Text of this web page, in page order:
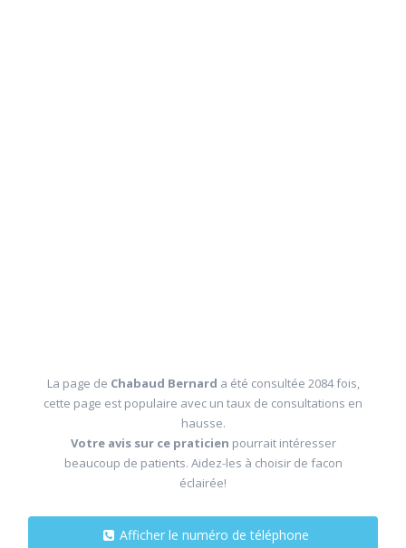
La page de Chabaud Bernard a été consultée 2084 fois,
cette page est populaire avec un taux de consultations en
hausse.
Votre avis sur ce praticien pourrait intéresser
beaucoup de patients. Aidez-les à choisir de facon
éclairée!
Afficher le numéro de téléphone